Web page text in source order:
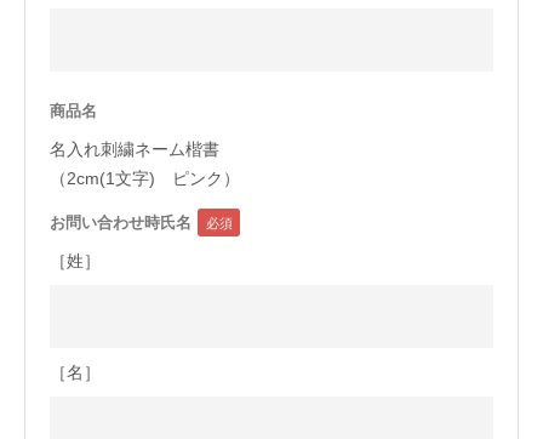
会員サービス
店舗リスト
ヘルプ
大量購入・法人向けの購入の方は
商品名
名入れ刺繍ネーム楷書
（2cm(1文字) ピンク）
お問い合わせ時氏名
［姓］
［名］